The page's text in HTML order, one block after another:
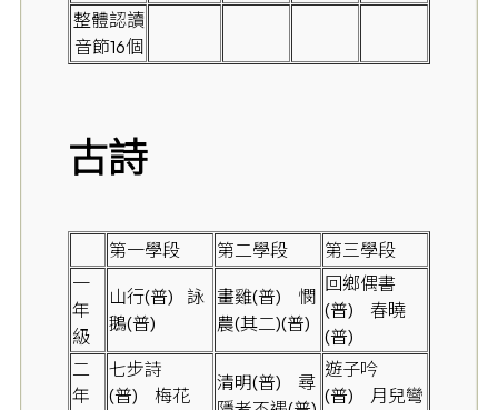
整體認讀
音節16個
古詩
第一學段 第二學段
第三學段
一
年
級
山行(普)
詠
鵝(普)
畫雞(普)
憫
農(其二)(普)
回鄉偶書
(普)
春曉
(普)
二
年
七步詩
(普)
梅花
清明(普)
尋
遊子吟
(普)
月兒彎